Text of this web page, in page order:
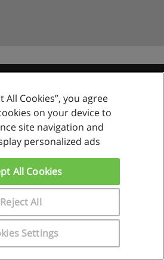
Reglas de uso
de datos
con Educaedu
Business S.L. - CIF : B-95610580: -
All Cookies”, you agree
on your device to
site navigation and
personalized ads
Settings
Reject All
All Cookies